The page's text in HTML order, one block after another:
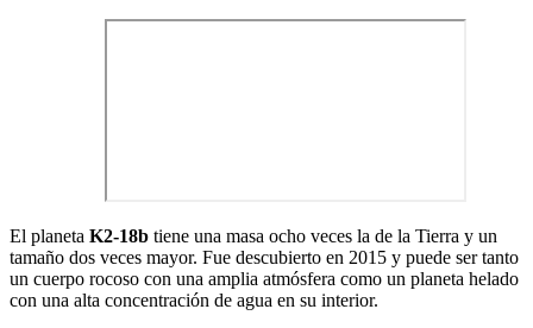
El planeta K2-18b tiene una masa ocho veces la de la Tierra y un
tamaño dos veces mayor. Fue descubierto en 2015 y puede ser tanto
un cuerpo rocoso con una amplia atmósfera como un planeta helado
con una alta concentración de agua en su interior.